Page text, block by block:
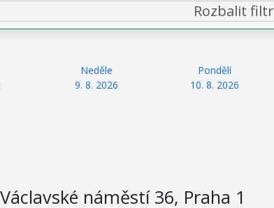
Rozbalit filtr
Neděle
9. 8. 2026
Pondělí
10. 8. 2026
Václavské náměstí 36, Praha 1